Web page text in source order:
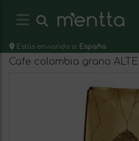
Estás enviando a: España
Cafe colombia grano